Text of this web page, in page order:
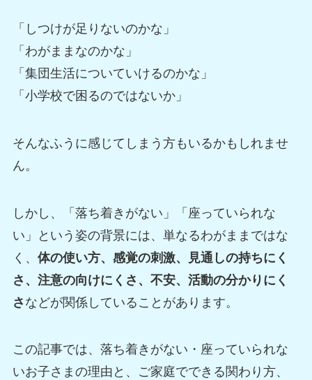
「しつけが足りないのかな」
「わがままなのかな」
「集団生活についていけるのかな」
「小学校で困るのではないか」
そんなふうに感じてしまう方もいるかもしれませ
ん。
しかし、「落ち着きがない」「座っていられな
い」という姿の背景には、単なるわがままではな
く、 体の使い方、感覚の刺激、見通しの持ちにく
さ、注意の向けにくさ、不安、活動の分かりにく
さ などが関係していることがあります。
この記事では、落ち着きがない・座っていられな
いお子さまの理由と、ご家庭でできる関わり方、